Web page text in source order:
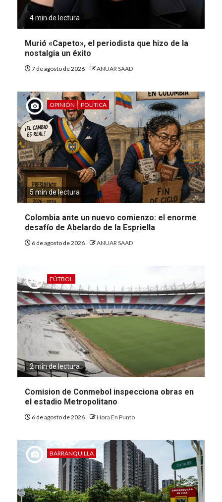
4 min de lectura
Murió «Capeto», el periodista que hizo de la
nostalgia un éxito
7 de agosto de 2026 ANUAR SAAD
OPINIÓN POLÍTICA
5 min de lectura
Colombia ante un nuevo comienzo: el enorme
desafío de Abelardo de la Espriella
6 de agosto de 2026 ANUAR SAAD
FÚTBOL
2 min de lectura
Comision de Conmebol inspecciona obras en
el estadio Metropolitano
6 de agosto de 2026 Hora En Punto
BARRANQUILLA